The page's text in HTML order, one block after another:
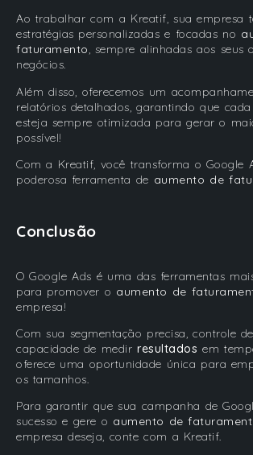
Ao trabalhar com a Kreatif, sua empresa
estratégias personalizadas e focadas no
faturamento, sempre alinhadas aos seus
negócios.
Além disso, oferecemos um
relatórios detalhados, garantindo que
esteja sempre otimizada para gerar o
possível!
Com a Kreatif, você transforma o Google
poderosa ferramenta de aumento de
Conclusão
O Google Ads é uma das ferramentas
para promover o aumento de
empresa!
Com sua segmentação precisa, controle
capacidade de medirresultados em
oferece uma oportunidade única para
os tamanhos.
Para garantir que sua campanha de
sucesso e gere o aumento de
empresa deseja, conte com a Kreatif.